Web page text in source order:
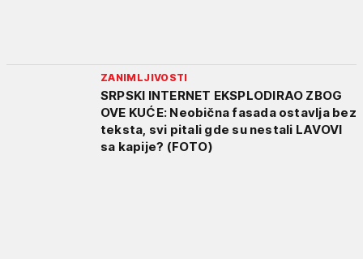
ZANIMLJIVOSTI
SRPSKI INTERNET EKSPLODIRAO ZBOG
OVE KUĆE: Neobična fasada ostavlja bez
teksta, svi pitali gde su nestali LAVOVI
sa kapije? (FOTO)